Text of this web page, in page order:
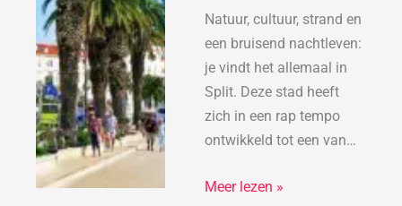
Natuur, cultuur, strand en
een bruisend nachtleven:
je vindt het allemaal in
Split. Deze stad heeft
zich in een rap tempo
ontwikkeld tot een van…
in
Kroatië
Meer lezen »